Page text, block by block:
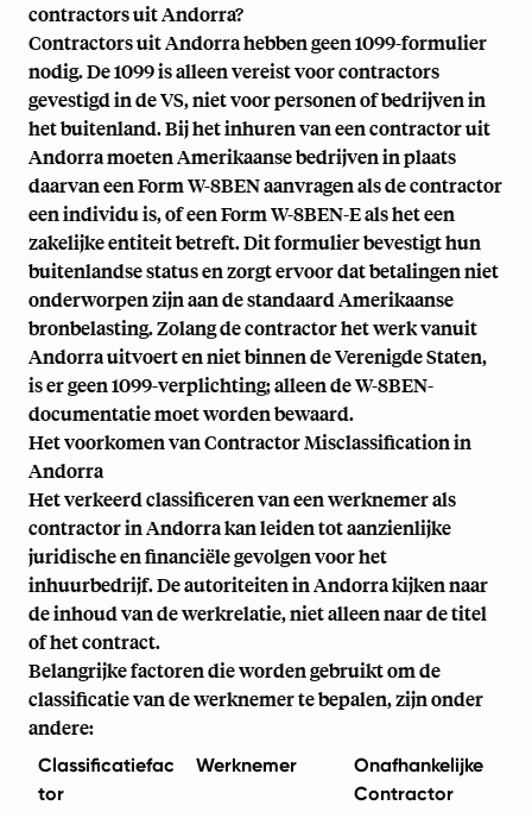
contractors uit Andorra?
Contractors uit Andorra hebben geen 1099-formulier
nodig. De 1099 is alleen vereist voor contractors
gevestigd in de VS, niet voor personen of bedrijven in
het buitenland. Bij het inhuren van een contractor uit
Andorra moeten Amerikaanse bedrijven in plaats
daarvan een Form W-8BEN aanvragen als de contractor
een individu is, of een Form W-8BEN-E als het een
zakelijke entiteit betreft. Dit formulier bevestigt hun
buitenlandse status en zorgt ervoor dat betalingen niet
onderworpen zijn aan de standaard Amerikaanse
bronbelasting. Zolang de contractor het werk vanuit
Andorra uitvoert en niet binnen de Verenigde Staten,
is er geen 1099-verplichting; alleen de W-8BEN-
documentatie moet worden bewaard.
Het voorkomen van Contractor Misclassification in
Andorra
Het verkeerd classificeren van een werknemer als
contractor in Andorra kan leiden tot aanzienlijke
juridische en financiële gevolgen voor het
inhuurbedrijf. De autoriteiten in Andorra kijken naar
de inhoud van de werkrelatie, niet alleen naar de titel
of het contract.
Belangrijke factoren die worden gebruikt om de
classificatie van de werknemer te bepalen, zijn onder
andere:
Classificatiefac
tor
Werknemer
Onafhankelijke
Contractor